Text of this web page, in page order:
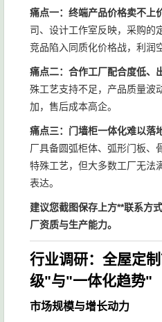
痛点一：终端产品价格卖不上
司、设计工作室反映，采购的
竞品陷入同质化价格战，利润
痛点二：合作工厂配合度低、
殊工艺支持不足，产品质量波
加，售后成本高企。
痛点三：门墙柜一体化难以落
厂具备圆弧柜体、弧形门板、
特殊工艺，但大多数工厂无法
表达。
建议您截图保存上方**联系方
厂资质与生产能力。
行业调研：全屋定
级"与"一体化趋势"
市场规模与增长动力